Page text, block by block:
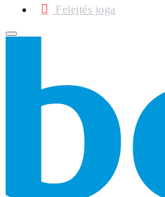
Felejtés joga